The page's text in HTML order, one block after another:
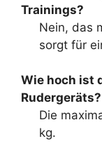
Trainings?
Nein, das
sorgt für
Wie hoch ist
Rudergeräts?
Die
kg.